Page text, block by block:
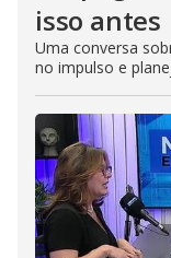
isso antes
Uma conversa
no impulso e